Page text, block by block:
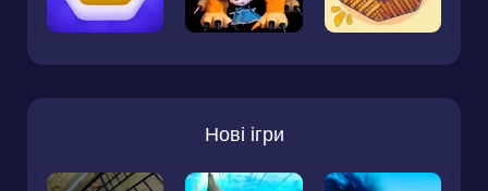
Нові ігри